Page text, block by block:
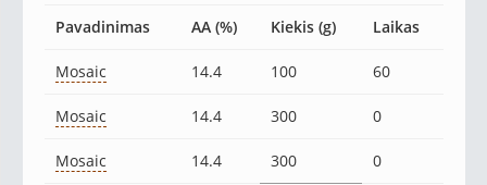
Pavadinimas AA (%) Kiekis (g) Laikas
Mosaic 14.4 100 60
Mosaic 14.4 300 0
Mosaic 14.4 300 0